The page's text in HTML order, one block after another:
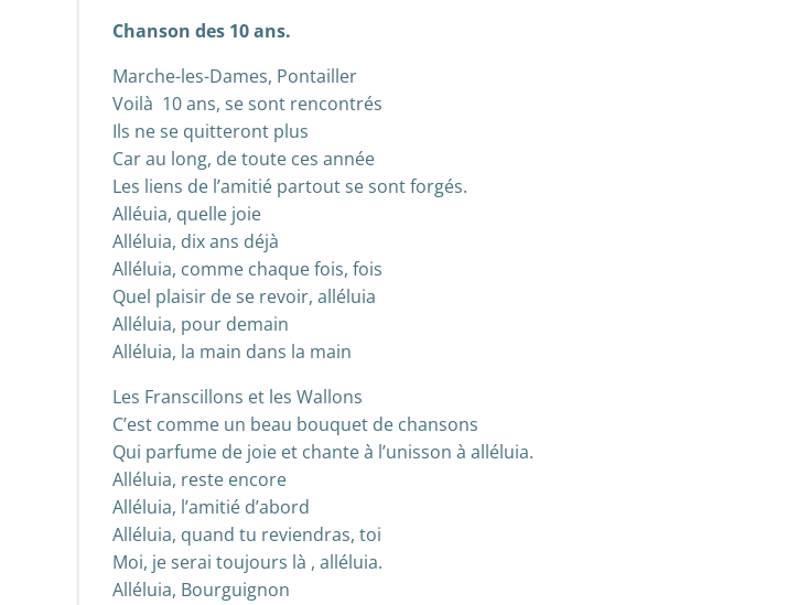
Chanson des 10 ans.
Marche-les-Dames, Pontailler
Voilà 10 ans, se sont rencontrés
Ils ne se quitteront plus
Car au long, de toute ces année
Les liens de l’amitié partout se sont forgés.
Alléuia, quelle joie
Alléluia, dix ans déjà
Alléluia, comme chaque fois, fois
Quel plaisir de se revoir, alléluia
Alléluia, pour demain
Alléluia, la main dans la main
Les Franscillons et les Wallons
C’est comme un beau bouquet de chansons
Qui parfume de joie et chante à l’unisson à alléluia.
Alléluia, reste encore
Alléluia, l’amitié d’abord
Alléluia, quand tu reviendras, toi
Moi, je serai toujours là , alléluia.
Alléluia, Bourguignon